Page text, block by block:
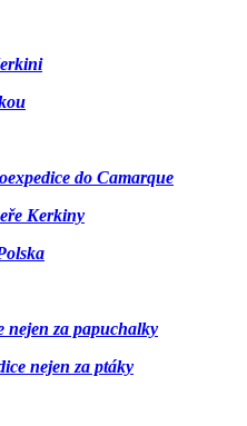
do Camarque
Kerkiny
nejen za papuchalky
nejen za ptáky